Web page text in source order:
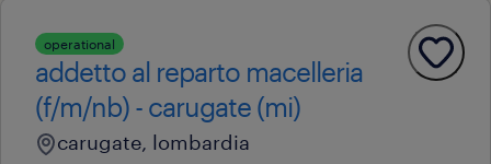
operational
addetto al reparto macelleria
(f/m/nb) - carugate (mi)
carugate, lombardia